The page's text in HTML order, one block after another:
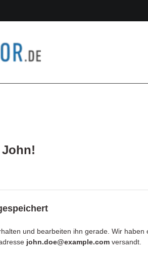
und bearbeiten ihn gerade. Wir haben
john.doe@example.com versandt.